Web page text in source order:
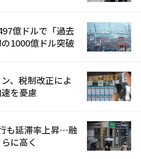
億ドルで「過去
1000億ドル突破
、税制改正によ
を憂慮
も延滞率上昇…融
に高く